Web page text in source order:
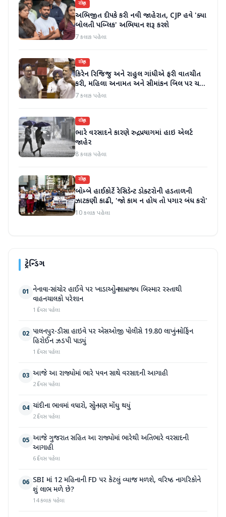
રાષ્ટ્રીય
અભિજીત દીપકે કરી નવી જાહેરાત, CJP હવે 'ક્યા
બોલતી પબ્લિક' અભિયાન શરૂ કરશે
7 કલાક પહેલા
રાષ્ટ્રીય
કિરેન રિજિજુ અને રાહુલ ગાંધીએ ફરી વાતચીત
કરી, મહિલા અનામત અને સીમાંકન બિલ પર ચર્ચા
કરી
7 કલાક પહેલા
રાષ્ટ્રીય
ભારે વરસાદને કારણે રુદ્રપ્રયાગમાં હાઇ એલર્ટ
જાહેર
8 કલાક પહેલા
રાષ્ટ્રીય
બોમ્બે હાઈકોર્ટે રેસિડેન્ટ ડોક્ટરોની હડતાળની
ઝાટકણી કાઢી, 'જો કામ ન હોય તો પગાર બંધ કરો'
10 કલાક પહેલા
ટ્રેન્ડિંગ
01 નેનાવા-સાંચોર હાઈવે પર ખાડાઓનું સામ્રાજ્ય બિસ્માર રસ્તાથી
વાહનચાલકો પરેશાન
1 દિવસ પહેલા
02 પાલનપુર-ડીસા હાઇવે પર એસઓજી પોલીસે 19.80 લાખનું મોર્ફિન
હિરોઈન ઝડપી પાડ્યું
1 દિવસ પહેલા
03 આજે આ રાજ્યોમાં ભારે પવન સાથે વરસાદની આગાહી
2 દિવસ પહેલા
04 ચાંદીના ભાવમાં વધારો, સોનું પણ મોંઘુ થયું
2 દિવસ પહેલા
05 આજે ગુજરાત સહિત આ રાજ્યોમાં ભારેથી અતિભારે વરસાદની
આગાહી
6 દિવસ પહેલા
06 SBI માં 12 મહિનાની FD પર કેટલું વ્યાજ મળશે, વરિષ્ઠ નાગરિકોને
શું લાભ મળે છે?
14 કલાક પહેલા